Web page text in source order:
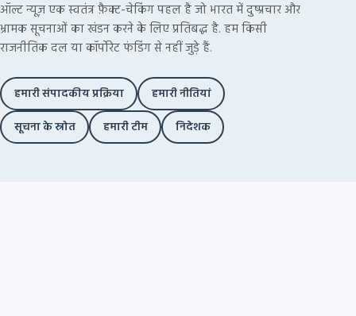
ऑल्ट न्यूज़ एक स्वतंत्र फ़ैक्ट-चेकिंग पहल है जो भारत में दुष्प्रचार और
भ्रामक सूचनाओं का खंडन करने के लिए प्रतिबद्ध है. हम किसी
राजनीतिक दल या कॉर्पोरेट फंडिंग से नहीं जुड़े हैं.
हमारी संपादकीय प्रक्रिया
हमारी नीतियां
सूचना के स्रोत
हमारी टीम निदेशक